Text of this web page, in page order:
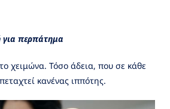
περπάτημα
χειμώνα. Τόσο άδεια, που σε κάθε
κανένας ιππότης.